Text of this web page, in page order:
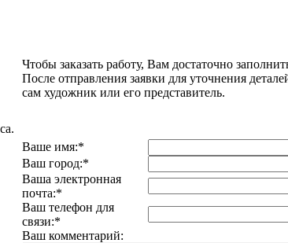
Чтобы заказать работу, Вам достаточно
После отправления заявки для уточнения
сам художник или его представитель.
Ваше имя:*
Ваш город:*
Ваша электронная
почта:*
Ваш телефон для
связи:*
Ваш комментарий: